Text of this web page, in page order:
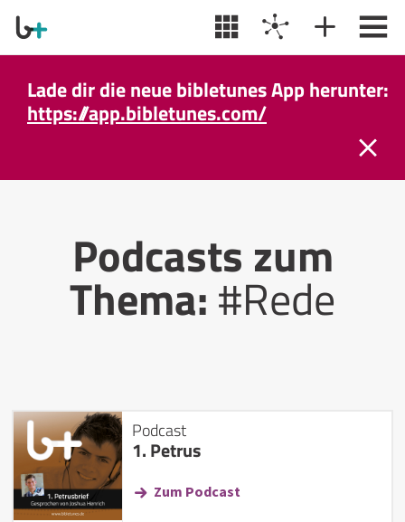
Lade dir die neue bibletunes App herunter:
https://app.bibletunes.com/
Podcasts zum
Thema:#Rede
Podcast
1. Petrus
Zum Podcast